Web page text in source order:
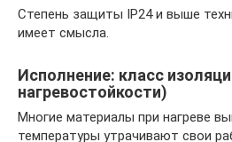
Степень защиты IP24 и выше
имеет смысла.
Исполнение: класс
нагревостойкости)
Многие материалы при нагреве
температуры утрачивают свои